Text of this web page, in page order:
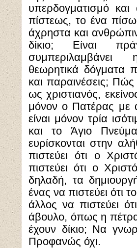
υπερδογματισμό
πίστεως, το ένα
άχρηστα και
δίκιο; Είναι
συμπεριλαμβάνει
θεωρητικά δόγματα
και παραινέσεις; Πώς
ως χριστιανός,
μόνον ο Πατέρας με
είναι μόνον τρία
και το Άγιο
ευρίσκονται στην
πιστεύει ότι ο
πιστεύει ότι ο
δηλαδή, τα
ένας να πιστεύει ότι
άλλος να πιστεύει
άβουλο, όπως η
έχουν δίκιο; Να
Προφανώς όχι.